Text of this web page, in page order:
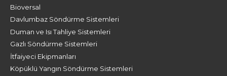
Bioversal
Davlumbaz Söndürme Sistemleri
Duman ve Isı Tahliye Sistemleri
Gazlı Söndürme Sistemleri
İtfaiyeci Ekipmanları
Köpüklü Yangın Söndürme Sistemleri